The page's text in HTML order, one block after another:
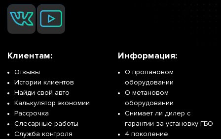
Клиентам:
Отзывы
Истории клиентов
Найди свой авто
Калькулятор экономии
Рассрочка
Слесарные работы
Служба контроля
Информация:
О пропановом
оборудовании
О метановом
оборудовании
Снимает ли дилер с
гарантии за установку ГБО
4 поколение